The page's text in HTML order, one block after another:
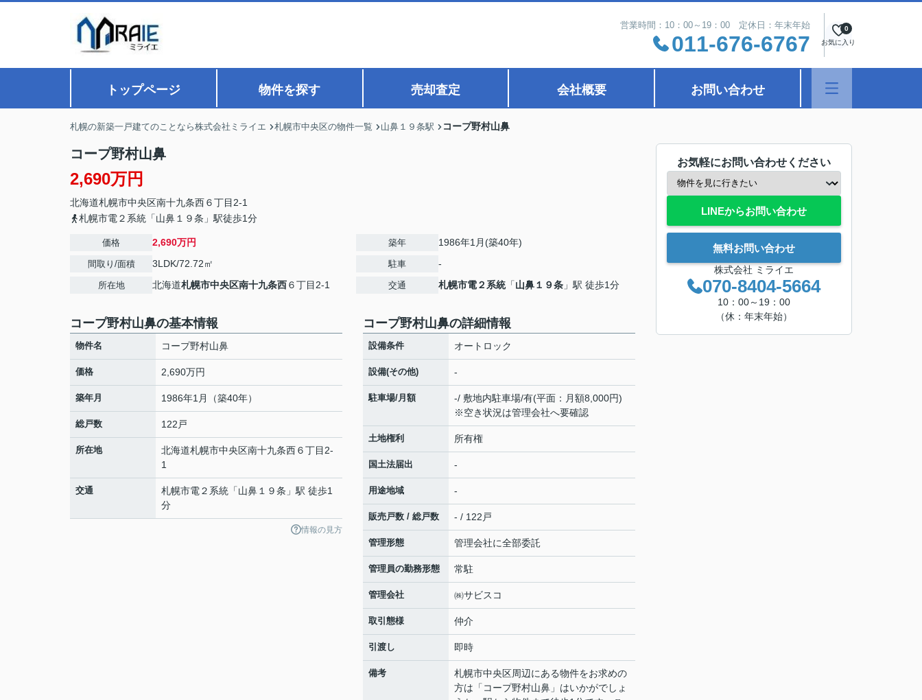
営業時間：10：00～19：00 定休日：年末年始
011-676-6767 お気に入り
0
トップページ 物件を探す 売却査定 会社概要 お問い合わせ
札幌の新築一戸建てのことなら株式会社ミライエ 札幌市中央区の物件一覧 山鼻１９条駅 コープ野村山鼻
コープ野村山鼻
2,690万円
北海道札幌市中央区南十九条西６丁目2-1
札幌市電２系統「山鼻１９条」駅徒歩1分
価格 2,690万円
間取り/面積 3LDK/72.72㎡
所在地 北海道札幌市中央区南十九条西６丁目2-1
築年 1986年1月(築40年)
駐車 -
交通 札幌市電２系統「山鼻１９条 」駅 徒歩1分
コープ野村山鼻の基本情報
物件名 コープ野村山鼻
価格 2,690万円
築年月 1986年1月（築40年）
総戸数 122戸
所在地 北海道札幌市中央区南十九条西６丁目2-
1
交通 札幌市電２系統 「山鼻１９条 」駅 徒歩1
分
情報の見方
コープ野村山鼻の詳細情報
設備条件 オートロック
設備(その他) -
駐車場/月額
-/ 敷地内駐車場/有(平面：月額8,000円)
※空き状況は管理会社へ要確認
土地権利 所有権
国土法届出 -
用途地域 -
販売戸数 / 総戸数 - / 122戸
管理形態 管理会社に全部委託
管理員の勤務形態 常駐
管理会社 ㈱サビスコ
取引態様 仲介
引渡し 即時
備考
札幌市中央区周辺にある物件をお求めの
方は「コープ野村山鼻」はいかがでしょ
お気軽にお問い合わせください
LINEからお問い合わせ
無料お問い合わせ
株式会社 ミライエ
070-8404-5664
10：00～19：00
（休：年末年始）